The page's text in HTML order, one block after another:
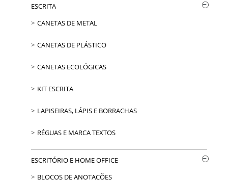
ESCRITA
CANETAS DE METAL
CANETAS DE PLÁSTICO
CANETAS ECOLÓGICAS
KIT ESCRITA
LAPISEIRAS, LÁPIS E BORRACHAS
RÉGUAS E MARCA TEXTOS
ESCRITÓRIO E HOME OFFICE
BLOCOS DE ANOTAÇÕES